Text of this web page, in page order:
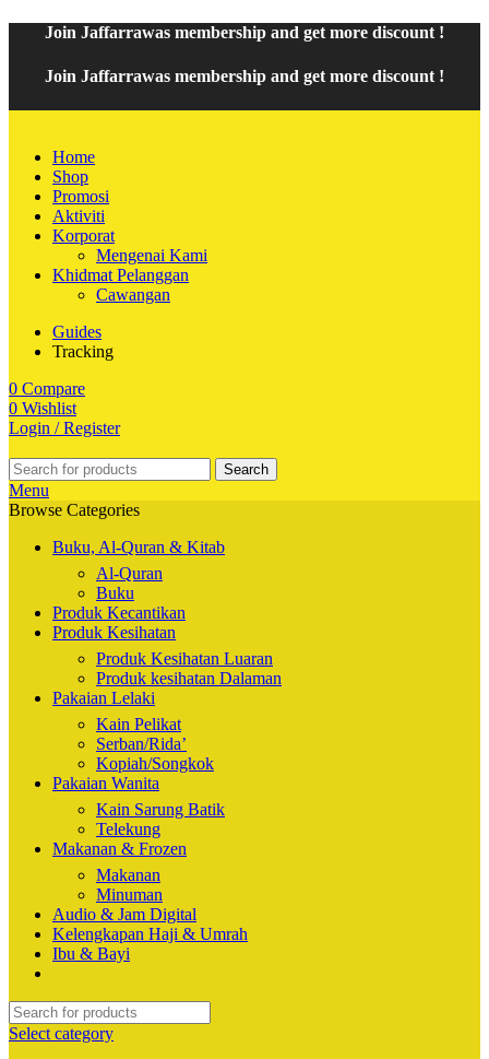
Join Jaffarrawas membership and get more discount !
Join Jaffarrawas membership and get more discount !
Home
Shop
Promosi
Aktiviti
Korporat
Mengenai Kami
Khidmat Pelanggan
Cawangan
Guides
Tracking
0 Compare
0 Wishlist
Login / Register
Search
Menu
Browse Categories
Buku, Al-Quran & Kitab
Al-Quran
Buku
Produk Kecantikan
Produk Kesihatan
Produk Kesihatan Luaran
Produk kesihatan Dalaman
Pakaian Lelaki
Kain Pelikat
Serban/Rida’
Kopiah/Songkok
Pakaian Wanita
Kain Sarung Batik
Telekung
Makanan & Frozen
Makanan
Minuman
Audio & Jam Digital
Kelengkapan Haji & Umrah
Ibu & Bayi
Select category